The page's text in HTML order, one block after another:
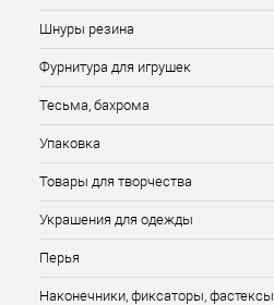
Шнуры резина
Фурнитура для игрушек
Тесьма, бахрома
Упаковка
Товары для творчества
Украшения для одежды
Перья
Наконечники, фиксаторы, фастексы